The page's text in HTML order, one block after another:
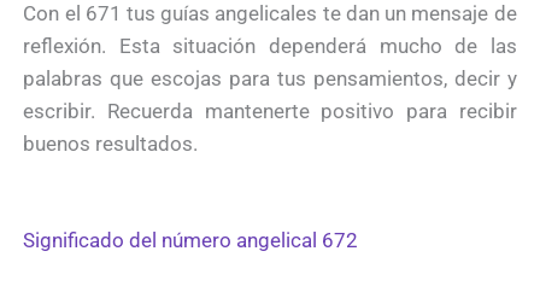
Con el 671 tus guías angelicales te dan un mensaje de
reflexión. Esta situación dependerá mucho de las
palabras que escojas para tus pensamientos, decir y
escribir. Recuerda mantenerte positivo para recibir
buenos resultados.
Significado del número angelical 672